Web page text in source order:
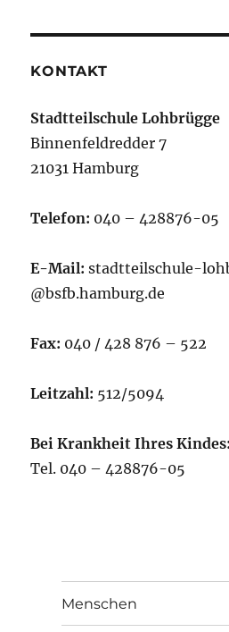
KONTAKT
Stadtteilschule Lohbrügge
Binnenfeldredder 7
21031 Hamburg
Telefon: 040 – 428876-05
E-Mail: stadtteilschule-
@bsfb.hamburg.de
Fax: 040 / 428 876 – 522
Leitzahl: 512/5094
Bei Krankheit Ihres Kindes:
Tel. 040 – 428876-05
Menschen